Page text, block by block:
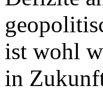
ist wohl
in